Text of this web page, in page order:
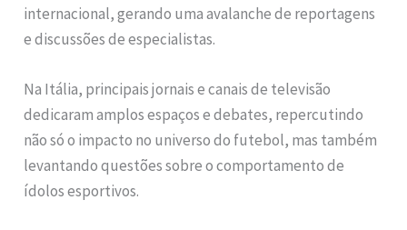
internacional, gerando uma avalanche de reportagens
e discussões de especialistas.
Na Itália, principais jornais e canais de televisão
dedicaram amplos espaços e debates, repercutindo
não só o impacto no universo do futebol, mas também
levantando questões sobre o comportamento de
ídolos esportivos.